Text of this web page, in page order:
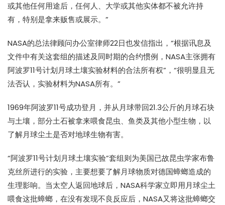
或其他任何用途后，任何人、大学或其他实体都不被允许持
有，特别是拿来贩售或展示。”
NASA的总法律顾问办公室律师22日也发信指出，“根据讯息及
文件中有关这套组的描述及同时期的合约惯例，NASA主张拥有
阿波罗11号计划月球土壤实验材料的合法所有权”，“很明显且无
法否认，实验材料为NASA所有。”
1969年阿波罗11号成功登月，并从月球带回21.3公斤的月球石块
与土壤，部分土石被拿来喂食昆虫、鱼类及其他小型生物，以
了解月球尘土是否对地球生物有害。
“阿波罗11号计划月球土壤实验”套组则为美国已故昆虫学家布鲁
克丝所进行的实验，主要想要了解月球物质对德国蟑螂造成的
生理影响。当太空人返回地球后，NASA科学家立即用月球尘土
喂食这批蟑螂，在没有发现不良反应后，NASA又将这批蟑螂交